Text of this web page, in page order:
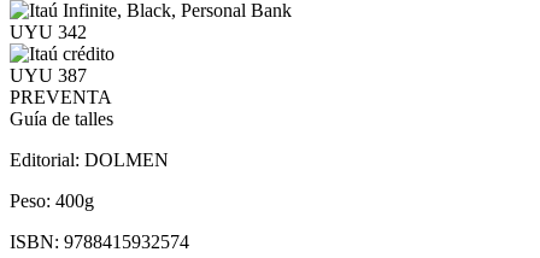
UYU 342
UYU 387
PREVENTA
Guía de talles
Editorial: DOLMEN
Peso: 400g
ISBN: 9788415932574